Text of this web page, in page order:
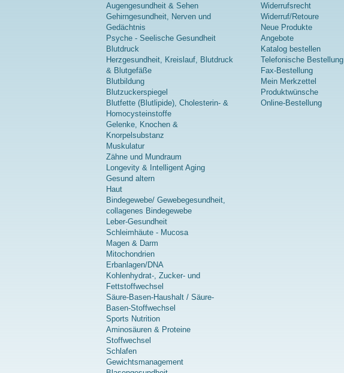
Augengesundheit & Sehen
Gehirngesundheit, Nerven und
Gedächtnis
Psyche - Seelische Gesundheit
Blutdruck
Herzgesundheit, Kreislauf, Blutdruck
& Blutgefäße
Blutbildung
Blutzuckerspiegel
Blutfette (Blutlipide), Cholesterin- &
Homocysteinstoffe
Gelenke, Knochen &
Knorpelsubstanz
Muskulatur
Zähne und Mundraum
Longevity & Intelligent Aging
Gesund altern
Haut
Bindegewebe/ Gewebegesundheit,
collagenes Bindegewebe
Leber-Gesundheit
Schleimhäute - Mucosa
Magen & Darm
Mitochondrien
Erbanlagen/DNA
Kohlenhydrat-, Zucker- und
Fettstoffwechsel
Säure-Basen-Haushalt / Säure-
Basen-Stoffwechsel
Sports Nutrition
Aminosäuren & Proteine
Stoffwechsel
Schlafen
Gewichtsmanagement
Widerrufsrecht
Widerruf/Retoure
Neue Produkte
Angebote
Katalog bestellen
Telefonische Bestellung
Fax-Bestellung
Mein Merkzettel
Produktwünsche
Online-Bestellung